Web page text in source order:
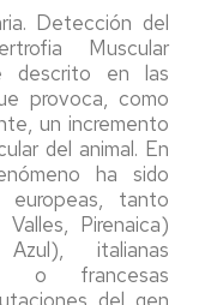
Detección del
Muscular
descrito en las
provoca, como
un incremento
del animal. En
ha sido
tanto
Pirenaica)
italianas
o francesas